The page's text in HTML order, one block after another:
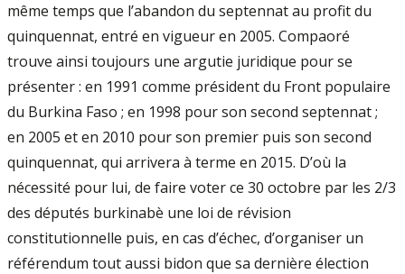
même temps que l’abandon du septennat au profit du
quinquennat, entré en vigueur en 2005. Compaoré
trouve ainsi toujours une argutie juridique pour se
présenter : en 1991 comme président du Front populaire
du Burkina Faso ; en 1998 pour son second septennat ;
en 2005 et en 2010 pour son premier puis son second
quinquennat, qui arrivera à terme en 2015. D’où la
nécessité pour lui, de faire voter ce 30 octobre par les 2/3
des députés burkinabè une loi de révision
constitutionnelle puis, en cas d’échec, d’organiser un
référendum tout aussi bidon que sa dernière élection